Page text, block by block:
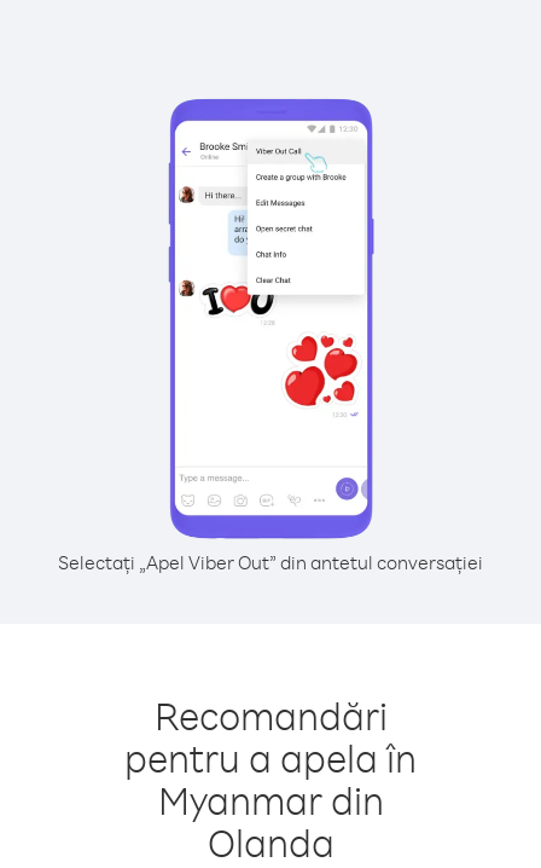
Selectați „Apel Viber Out” din antetul conversației
Recomandări
pentru a apela în
Myanmar din
Olanda